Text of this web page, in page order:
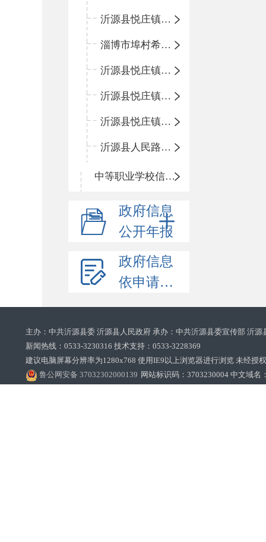
沂源县悦庄镇中心小学
淄博市埠村希望小学
沂源县悦庄镇青龙山小学
沂源县悦庄镇鲍庄完小
沂源县悦庄镇赵庄小学
沂源县人民路小学
中等职业学校信息公开
政府信息
公开年报
政府信息
依申请公开
主办：中共沂源县委 沂源县人民政府 承办：中共沂源县委宣传部 沂
新闻热线：0533-3230316 技术支持：0533-3228369‌‌
建议电脑屏幕分辨率为1280x768 使用IE9以上浏览器进行浏览 未经授
鲁公网安备 37032302000139 网站标识码：3703230004 中文域名